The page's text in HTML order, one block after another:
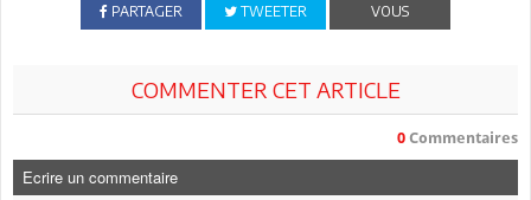
PARTAGER TWEETER
VOUS
COMMENTER CET ARTICLE
0 Commentaires
Ecrire un commentaire